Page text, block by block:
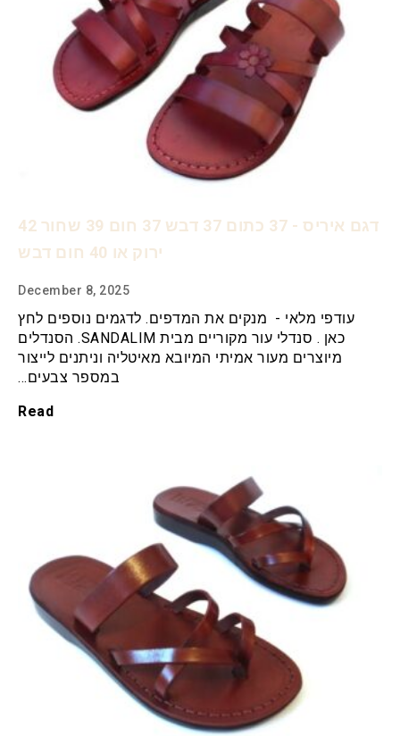
דגם איריס - 37 כתום 37 דבש 37 חום 39 שחור 42
ירוק או 40 חום דבש
December 8, 2025
עודפי מלאי - מנקים את המדפים. לדגמים נוספים לחץ
כאן . סנדלי עור מקוריים מבית SANDALIM. הסנדלים
מיוצרים מעור אמיתי המיובא מאיטליה וניתנים לייצור
במספר צבעים…
Read